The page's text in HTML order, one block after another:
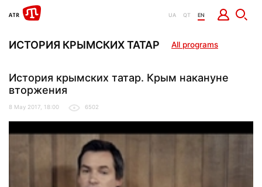
UA QT EN
ИСТОРИЯ КРЫМСКИХ ТАТАР All programs
История крымских татар. Крым накануне
вторжения
8 May 2017, 18:00 6502